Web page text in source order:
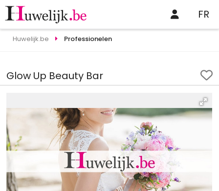
FR
Huwelijk.be Professionelen
Glow Up Beauty Bar